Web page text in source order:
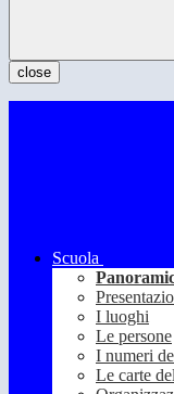
close
Scuola
I luoghi
Le persone
I numeri
Le carte